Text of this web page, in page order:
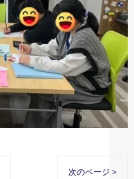
次のページ >